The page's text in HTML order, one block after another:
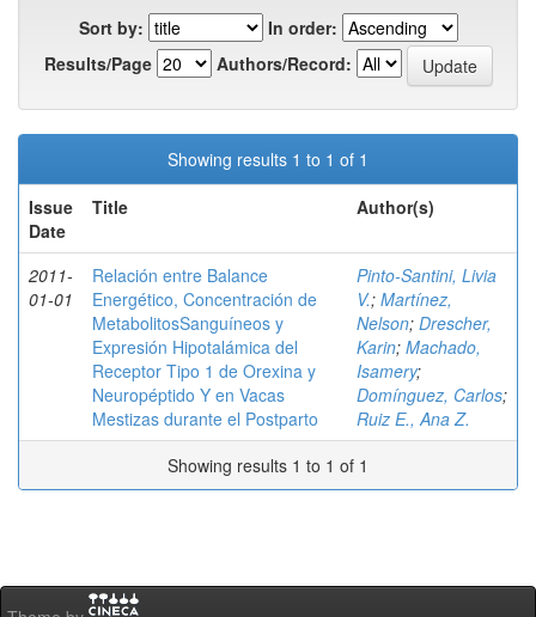
Sort by:
In order:
Results/Page
Authors/Record:
Showing results 1 to 1 of 1
Issue
Date
Title Author(s)
2011-
01-01
Relación entre Balance
Energético, Concentración de
MetabolitosSanguíneos y
Expresión Hipotalámica del
Receptor Tipo 1 de Orexina y
Neuropéptido Y en Vacas
Mestizas durante el Postparto
Pinto-Santini, Livia
V.; Martínez,
Nelson; Drescher,
Karin; Machado,
Isamery;
Domínguez, Carlos;
Ruiz E., Ana Z.
Showing results 1 to 1 of 1